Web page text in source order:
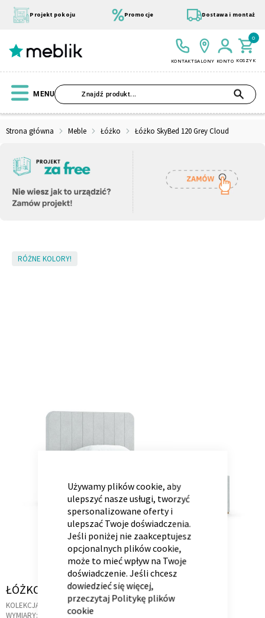
BAR
Używamy plików cookie, aby
ulepszyć nasze usługi, tworzyć
spersonalizowane oferty i
ulepszać Twoje doświadczenia.
Jeśli poniżej nie zaakceptujesz
opcjonalnych plików cookie,
może to mieć wpływ na Twoje
doświadczenie. Jeśli chcesz
dowiedzieć się więcej,
przeczytaj Politykę plików
cookie
treści
Projekt pokoju Promocje Dostawa i montaż
KONTAKTSALONY KONTO KOSZYK
0
MENU
Strona główna Meble Łóżko Łóżko SkyBed 120 Grey Cloud
SkipRÓŻNE KOLORY!
Skip
the
ŁÓŻKO SKYBED 120 GREY CLOUD
KOLEKCJA:
GRAFLINE
WYMIARY:
132 X 216 X 122 CM
Wszystkie Kolekcje Modułowe
Szafa Łóżko
Kontenerek Półka i szafka wisząca
Materace Pufy